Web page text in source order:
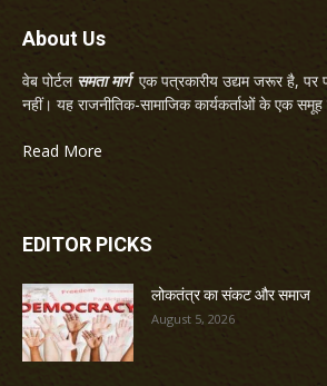
About Us
वेब पोर्टल समता मार्गएक पत्रकारीय उद्यम जरूर है, पर
नहीं। यह राजनीतिक-सामाजिक कार्यकर्ताओं के एक
Read More
EDITOR PICKS
लोकतंत्र का संकट और समाज
August 5, 2026